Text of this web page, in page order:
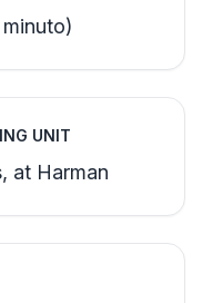
UNIT
at Harman